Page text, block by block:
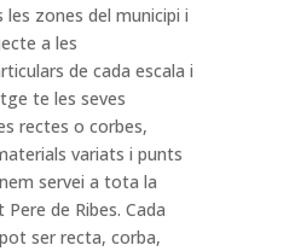
zones del municipi i
a les
de cada escala i
te les seves
rectes o corbes,
variats i punts
servei a tota la
de Ribes. Cada
ser recta, corba,